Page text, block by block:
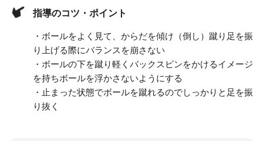
指導のコツ・ポイント
・ボールをよく見て、からだを傾け（倒し）蹴り足を振
り上げる際にバランスを崩さない
・ボールの下を蹴り軽くバックスピンをかけるイメージ
を持ちボールを浮かさないようにする
・止まった状態でボールを蹴れるのでしっかりと足を振
り抜く